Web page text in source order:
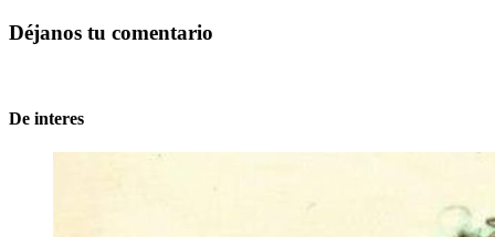
Déjanos tu comentario
De interes